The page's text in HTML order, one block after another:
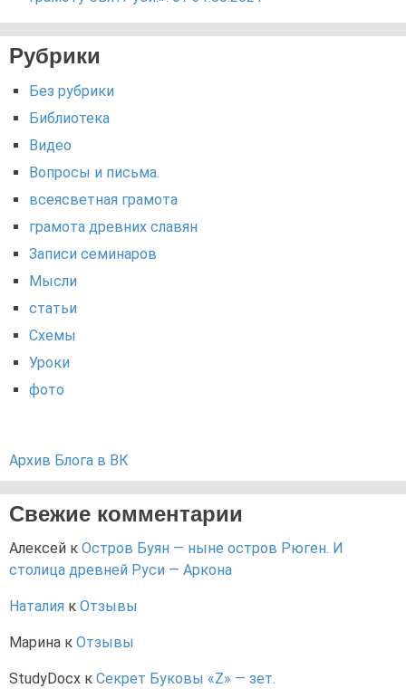
Рубрики
Без рубрики
Библиотека
Видео
Вопросы и письма.
всеясветная грамота
грамота древних славян
Записи семинаров
Мысли
статьи
Схемы
Уроки
фото
Архив Блога в ВК
Свежие комментарии
Алексей к Остров Буян — ныне остров Рюген. И
столица древней Руси — Аркона
Наталия к Отзывы
Марина к Отзывы
StudyDocx к Секрет Буковы «Z» — зет.